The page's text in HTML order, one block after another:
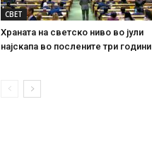
СВЕТ
Храната на светско ниво во јули
најскапа во послените три години